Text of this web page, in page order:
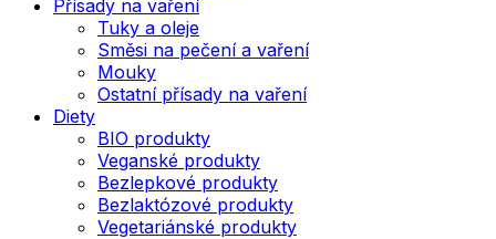
Přísady na vaření
Tuky a oleje
Směsi na pečení a vaření
Mouky
Ostatní přísady na vaření
Diety
BIO produkty
Veganské produkty
Bezlepkové produkty
Bezlaktózové produkty
Vegetariánské produkty